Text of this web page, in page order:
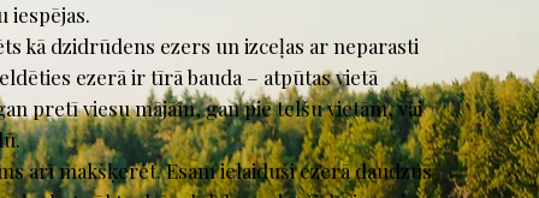
iespējas.
kā dzidrūdens ezers un izceļas ar neparasti
ezerā ir tīrā bauda – atpūtas vietā
pretī viesu mājām, gan pie telšu vietām, vai
arī makšķerēt. Esam ielaiduši ezerā daudzus